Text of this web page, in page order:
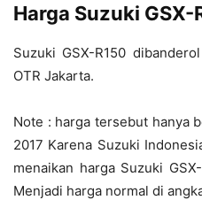
Harga Suzuki GSX-
Suzuki GSX-R150
OTR Jakarta.
Note : harga tersebut hanya
2017 Karena Suzuki
menaikan harga Suzuki
Menjadi harga normal di